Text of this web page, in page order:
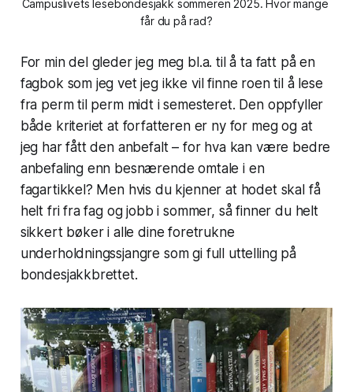
Campuslivets lesebondesjakk sommeren 2025. Hvor mange
får du på rad?
For min del gleder jeg meg bl.a. til å ta fatt på en
fagbok som jeg vet jeg ikke vil finne roen til å lese
fra perm til perm midt i semesteret. Den oppfyller
både kriteriet at forfatteren er ny for meg og at
jeg har fått den anbefalt – for hva kan være bedre
anbefaling enn besnærende omtale i en
fagartikkel? Men hvis du kjenner at hodet skal få
helt fri fra fag og jobb i sommer, så finner du helt
sikkert bøker i alle dine foretrukne
underholdningssjangre som gi full uttelling på
bondesjakkbrettet.